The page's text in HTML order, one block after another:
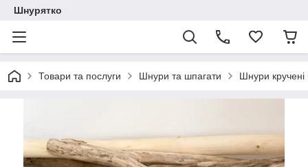
Шнурятко
Товари та послуги Шнури та шпагати Шнури